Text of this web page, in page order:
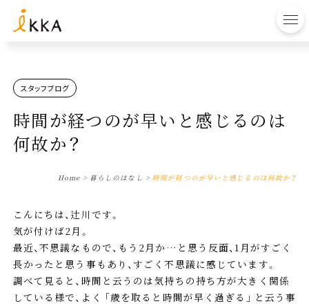
スタッフブログ
時間が経つのが早いと感じるのは
何故か？
Home > 暮らしのはなし >時間が経つのが早いと感じるのは何故か？
こんにちは、辻川です。
気が付けば2月。
最近、不思議なもので、もう2月か…と思う反面、1月がすごく
長かったと思う事もあり、すごく不思議に感じています。
調べて見ると、時間と云うのは気持ちの持ち方が大きく関係
している様で、よく ｢歳を取ると時間が早く過ぎる｣ と云う事